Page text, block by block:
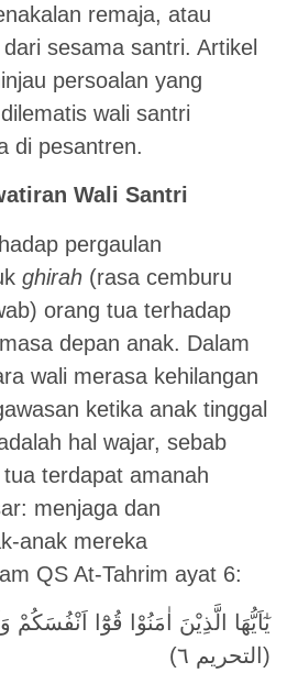
remaja, atau
sesama santri. Artikel
persoalan yang
wali santri
di pesantren.
Wali Santri
pergaulan
ghirah (rasa cemburu
orang tua terhadap
depan anak. Dalam
wali merasa kehilangan
ketika anak tinggal
hal wajar, sebab
terdapat amanah
menjaga dan
anak mereka
QS At-Tahrim ayat 6:
يٰٓاَيُّهَا الَّذِيْنَ اٰمَنُوْا قُوْٓا اَنْفُسَكُمْ
(التحريم ٦)